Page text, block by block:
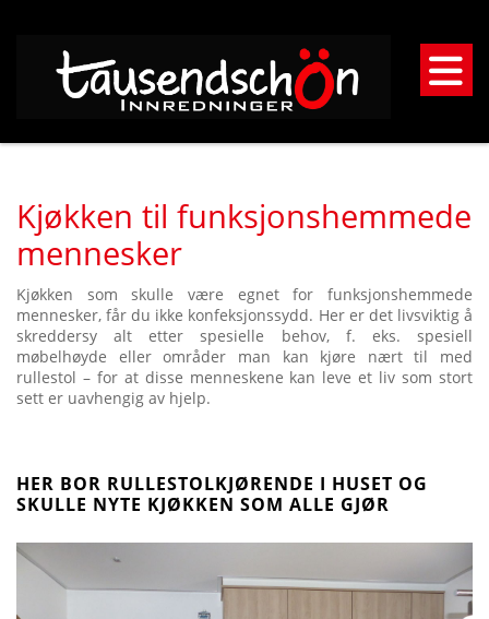
Kjøkken til funksjonshemmede
mennesker
Kjøkken som skulle være egnet for funksjonshemmede
mennesker, får du ikke konfeksjonssydd. Her er det livsviktig å
skreddersy alt etter spesielle behov, f. eks. spesiell
møbelhøyde eller områder man kan kjøre nært til med
rullestol – for at disse menneskene kan leve et liv som stort
sett er uavhengig av hjelp.
HER BOR RULLESTOLKJØRENDE I HUSET OG
SKULLE NYTE KJØKKEN SOM ALLE GJØR